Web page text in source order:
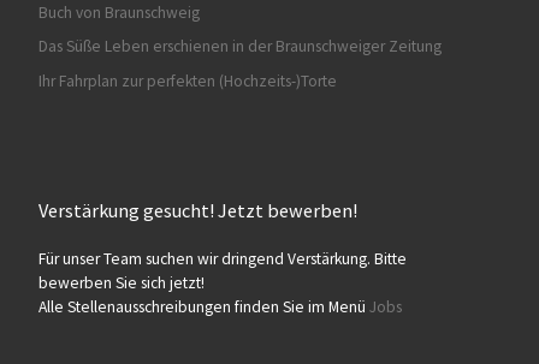
Buch von Braunschweig
Das Süße Leben erschienen in der Braunschweiger Zeitung
Ihr Fahrplan zur perfekten (Hochzeits-)Torte
Verstärkung gesucht! Jetzt bewerben!
Für unser Team suchen wir dringend Verstärkung. Bitte
bewerben Sie sich jetzt!
Alle Stellenausschreibungen finden Sie im Menü Jobs